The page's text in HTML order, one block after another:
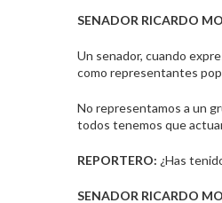
SENADOR RICARDO
Un senador, cuando
como representantes
No representamos a un
todos tenemos que
REPORTERO: ¿Has
SENADOR RICARDO